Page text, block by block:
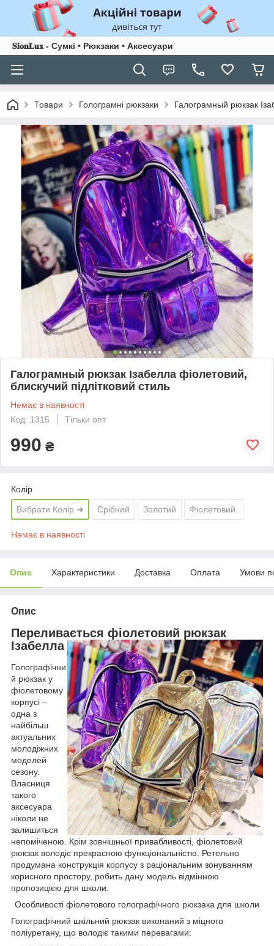
𝐒𝐢𝐨𝐧𝐋𝐮𝐱 - Сумкі • Рюкзаки • Аксесуари
Товари Голограмні рюкзаки Галограмный рюкзак
Галограмный рюкзак Ізабелла фіолетовий,
блискучий підлітковий стиль
Немає в наявності
Код: 1315
Тільки опт
990 ₴
Колір
Вибрати Колір ➜ Срібний Золотий Фіолетовий.
Немає в наявності
Опис Характеристики Доставка Оплата Умови
Опис
Переливається фіолетовий рюкзак
Ізабелла
Голографічни
й рюкзак у
фіолетовому
корпусі –
одна з
найбільш
актуальних
молодіжних
моделей
сезону.
Власниця
такого
аксесуара
ніколи не
залишиться
непоміченою. Крім зовнішньої привабливості, фіолетовий
рюкзак володіє прекрасною функціональністю. Ретельно
продумана конструкція корпусу з раціональним зонуванням
корисного простору, робить дану модель відмінною
пропозицією для школи.
Особливості фіолетового голографічного рюкзака для школи
Голографічний шкільний рюкзак виконаний з міцного
поліуретану, що володіє такими перевагами: